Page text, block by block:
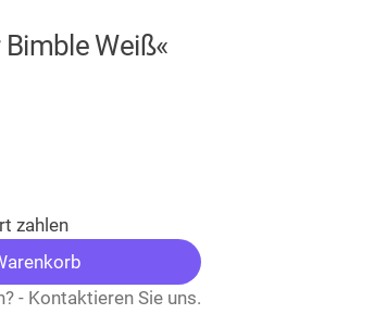
Weiß«
zahlen
- Kontaktieren Sie uns.